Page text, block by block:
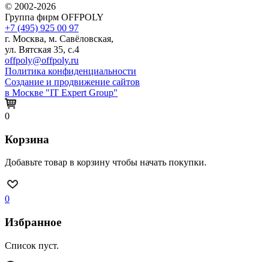
© 2002-2026
Группа фирм OFFPOLY
+7 (495) 925 00 97
г. Москва, м. Савёловская,
ул. Вятская 35, с.4
offpoly@offpoly.ru
Политика конфиденциальности
Создание и продвижение сайтов
в Москве "IT Expert Group"
0
Корзина
Добавьте товар в корзину чтобы начать покупки.
0
Избранное
Список пуст.